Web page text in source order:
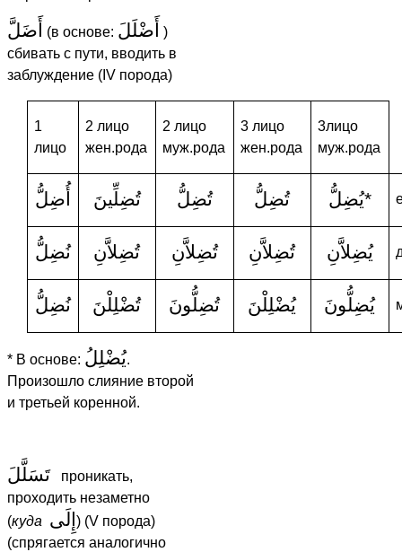
أَضَلَّ (в основе: أَضْلَلَ
)
сбивать с пути, вводить в
заблуждение (IV порода)
1
лицо
2 лицо
жен.рода
2 лицо
муж.рода
3 лицо
жен.рода
3лицо
муж.рода
أُضِلُّ تُضِلِّينَ تُضِلُّ تُضِلُّ يُضِلُّ*
نُضِلُّ تُضِلاَّنِ تُضِلاَّنِ تُضِلاَّنِ يُضِلاَّنِ
نُضِلُّ تُضْلِلْنَ تُضِلُّونَ يُضْلِلْنَ يُضِلُّونَ
* В основе: يُضْلِلُ.
Произошло слияние второй
и третьей коренной.
تَسَلَّلَ проникать,
проходить незаметно
(куда إِلَى ) (V порода)
(спрягается аналогично